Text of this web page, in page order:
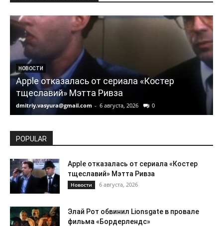
НОВОСТИ
Apple отказалась от сериала «Костер
тщеславий» Мэтта Ривза
dmitriy.vasyura@gmail.com - 6 августа, 2026 0
POPULAR
Apple отказалась от сериала «Костер
тщеславий» Мэтта Ривза
Новости 6 августа, 2026
Элай Рот обвинил Lionsgate в провале
фильма «Бордерлендс»